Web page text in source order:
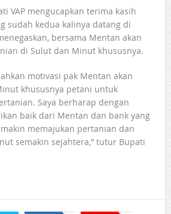
VAP mengucapkan terima kasih
sudah kedua kalinya datang di
bersama Mentan akan
di Sulut dan Minut khususnya.
motivasi pak Mentan akan
khususnya petani untuk
Saya berharap dengan
baik dari Mentan dan bank yang
memajukan pertanian dan
semakin sejahtera,” tutur Bupati